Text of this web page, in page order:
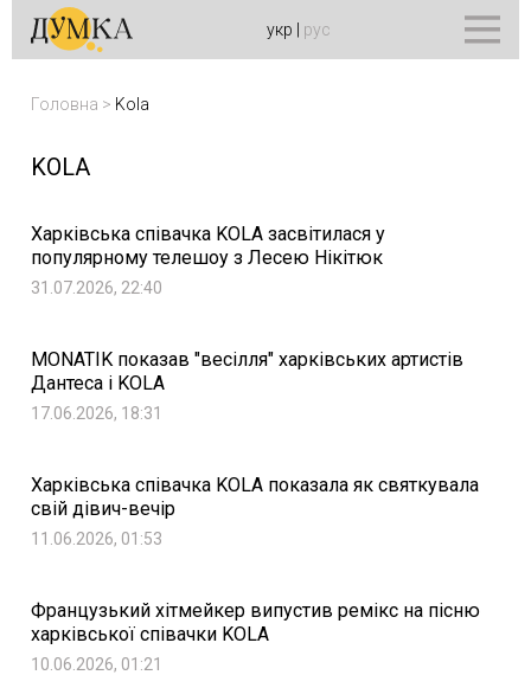
укр рус
Головна > Kola
KOLA
Харківська співачка KOLA засвітилася у
популярному телешоу з Лесею Нікітюк
31.07.2026, 22:40
MONATIK показав "весілля" харківських артистів
Дантеса і KOLA
17.06.2026, 18:31
Харківська співачка KOLA показала як святкувала
свій дівич-вечір
11.06.2026, 01:53
Французький хітмейкер випустив ремікс на пісню
харківської співачки KOLA
10.06.2026, 01:21